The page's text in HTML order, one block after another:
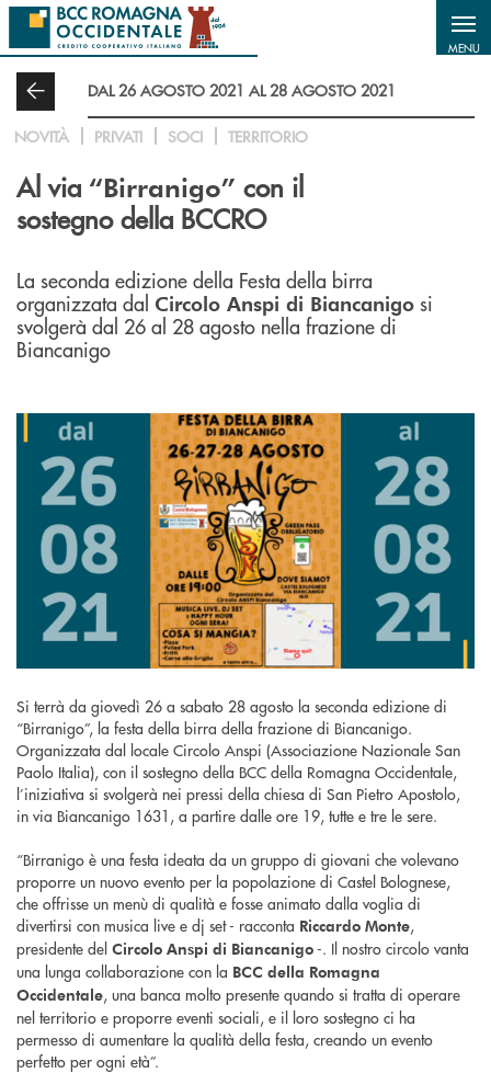
Salta al contenuto principale
MENU
DAL 26 AGOSTO 2021 AL 28 AGOSTO 2021
NOVITÀ PRIVATI SOCI TERRITORIO
Al via “Birranigo” con il
sostegno della BCCRO
La seconda edizione della Festa della birra
organizzata dal Circolo Anspi di Biancanigo si
svolgerà dal 26 al 28 agosto nella frazione di
Biancanigo
Si terrà da giovedì 26 a sabato 28 agosto la seconda edizione di
“Birranigo”, la festa della birra della frazione di Biancanigo.
Organizzata dal locale Circolo Anspi (Associazione Nazionale San
Paolo Italia), con il sostegno della BCC della Romagna Occidentale,
l’iniziativa si svolgerà nei pressi della chiesa di San Pietro Apostolo,
in via Biancanigo 1631, a partire dalle ore 19, tutte e tre le sere.
“Birranigo è una festa ideata da un gruppo di giovani che volevano
proporre un nuovo evento per la popolazione di Castel Bolognese,
che offrisse un menù di qualità e fosse animato dalla voglia di
divertirsi con musica live e dj set - racconta Riccardo Monte,
presidente del Circolo Anspi di Biancanigo-. Il nostro circolo vanta
una lunga collaborazione con la BCC della Romagna
Occidentale, una banca molto presente quando si tratta di operare
nel territorio e proporre eventi sociali, e il loro sostegno ci ha
permesso di aumentare la qualità della festa, creando un evento
perfetto per ogni età”.